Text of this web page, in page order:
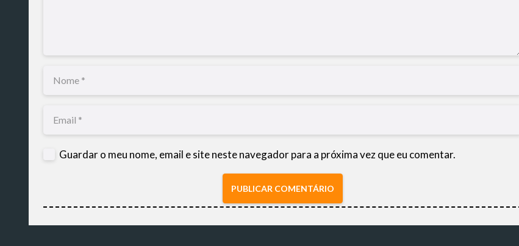
Guardar o meu nome, email e site neste navegador para a próxima vez que eu comentar.
PUBLICAR COMENTÁRIO